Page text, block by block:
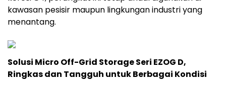
kawasan pesisir maupun lingkungan industri yang
menantang.
Solusi Micro Off-Grid Storage Seri EZOG D,
Ringkas dan Tangguh untuk Berbagai Kondisi